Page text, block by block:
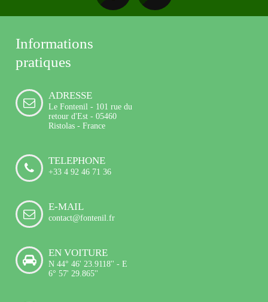
Informations
pratiques
ADRESSE
Le Fontenil - 101 rue du
retour d'Est - 05460
Ristolas - France
TELEPHONE
+33 4 92 46 71 36
E-MAIL
contact@fontenil.fr
EN VOITURE
N 44° 46' 23.9118'' - E
6° 57' 29.865''